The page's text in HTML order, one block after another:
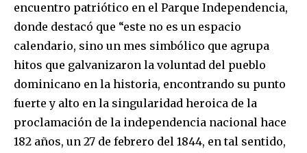
encuentro patriótico en el Parque Independencia,
donde destacó que “este no es un espacio
calendario, sino un mes simbólico que agrupa
hitos que galvanizaron la voluntad del pueblo
dominicano en la historia, encontrando su punto
fuerte y alto en la singularidad heroica de la
proclamación de la independencia nacional hace
182 años, un 27 de febrero del 1844, en tal sentido,